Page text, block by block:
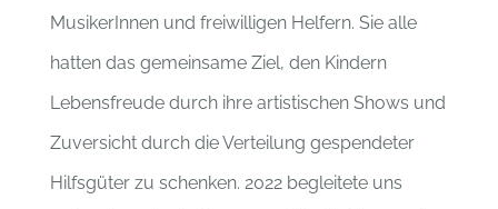
MusikerInnen und freiwilligen Helfern. Sie alle
hatten das gemeinsame Ziel, den Kindern
Lebensfreude durch ihre artistischen Shows und
Zuversicht durch die Verteilung gespendeter
Hilfsgüter zu schenken. 2022 begleitete uns